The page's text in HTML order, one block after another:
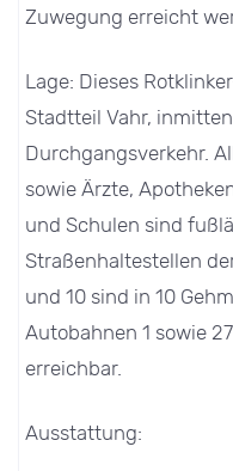
Zuwegung erreicht
Lage: Dieses
Stadtteil Vahr,
Durchgangsverkehr.
sowie Ärzte,
und Schulen sind
Straßenhaltestellen
und 10 sind in 10
Autobahnen 1 sowie
erreichbar.
Ausstattung: